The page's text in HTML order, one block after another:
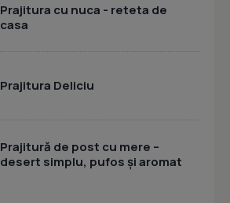
Prajitura cu nuca - reteta de
casa
Prajitura Deliciu
Prajitură de post cu mere –
desert simplu, pufos și aromat